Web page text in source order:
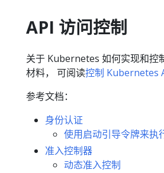
API 访问控制
关于 Kubernetes 如何实现和控
材料， 可阅读控制 Kubernetes
参考文档：
身份认证
使用启动引导令牌来执
准入控制器
动态准入控制